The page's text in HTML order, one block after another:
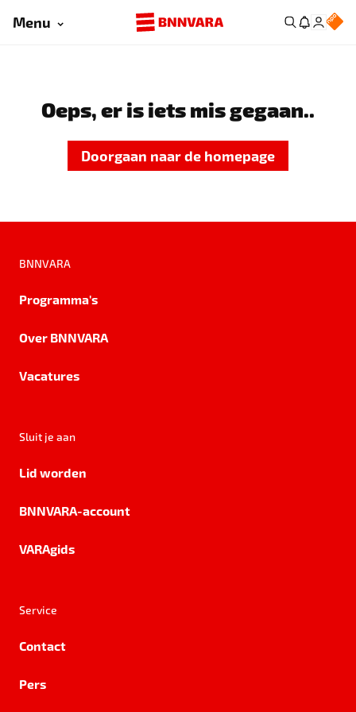
Menu
Oeps, er is iets mis gegaan..
Doorgaan naar de homepage
BNNVARA
Programma's
Over BNNVARA
Vacatures
Sluit je aan
Lid worden
BNNVARA-account
VARAgids
Service
Contact
Pers